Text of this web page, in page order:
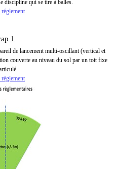
discipline qui se tire à balles.
1
de lancement multi-oscillant (vertical et
couverte au niveau du sol par un toit fixe